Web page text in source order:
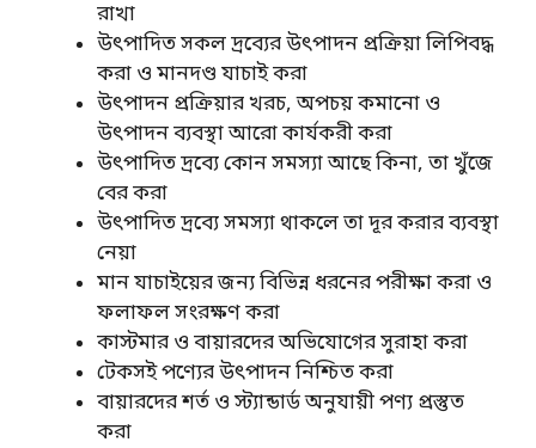
রাখা
উৎপাদিত সকল দ্রব্যের উৎপাদন প্রক্রিয়া লিপিবদ্ধ
করা ও মানদণ্ড যাচাই করা
উৎপাদন প্রক্রিয়ার খরচ, অপচয় কমানো ও
উৎপাদন ব্যবস্থা আরো কার্যকরী করা
উৎপাদিত দ্রব্যে কোন সমস্যা আছে কিনা, তা খুঁজে
বের করা
উৎপাদিত দ্রব্যে সমস্যা থাকলে তা দূর করার ব্যবস্থা
নেয়া
মান যাচাইয়ের জন্য বিভিন্ন ধরনের পরীক্ষা করা ও
ফলাফল সংরক্ষণ করা
কাস্টমার ও বায়ারদের অভিযোগের সুরাহা করা
টেকসই পণ্যের উৎপাদন নিশ্চিত করা
বায়ারদের শর্ত ও স্ট্যান্ডার্ড অনুযায়ী পণ্য প্রস্তুত
করা